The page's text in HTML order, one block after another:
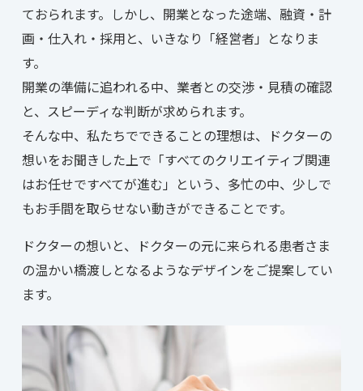
ておられます。しかし、開業となった途端、融資・計
画・仕入れ・採用と、いきなり「経営者」となりま
す。
開業の準備に追われる中、業者との交渉・見積の確認
と、スピーディな判断が求められます。
そんな中、私たちでできることの理想は、ドクターの
想いをお聞きした上で「すべてのクリエイティブ関連
はお任せですべてが進む」という、多忙の中、少しで
もお手間を取らせない動きができることです。
ドクターの想いと、ドクターの元に来られる患者さま
の温かい橋渡しとなるようなデザインをご提案してい
ます。